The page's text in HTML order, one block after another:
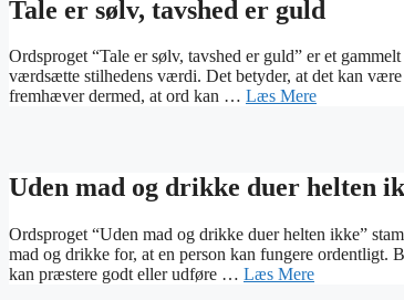
Tale er sølv, tavshed er guld
Ordsproget “Tale er sølv, tavshed er guld” er et
værdsætte stilhedens værdi. Det betyder, at det kan
fremhæver dermed, at ord kan … Læs Mere
Uden mad og drikke duer helten
Ordsproget “Uden mad og drikke duer helten ikke”
mad og drikke for, at en person kan fungere ordentligt.
kan præstere godt eller udføre … Læs Mere